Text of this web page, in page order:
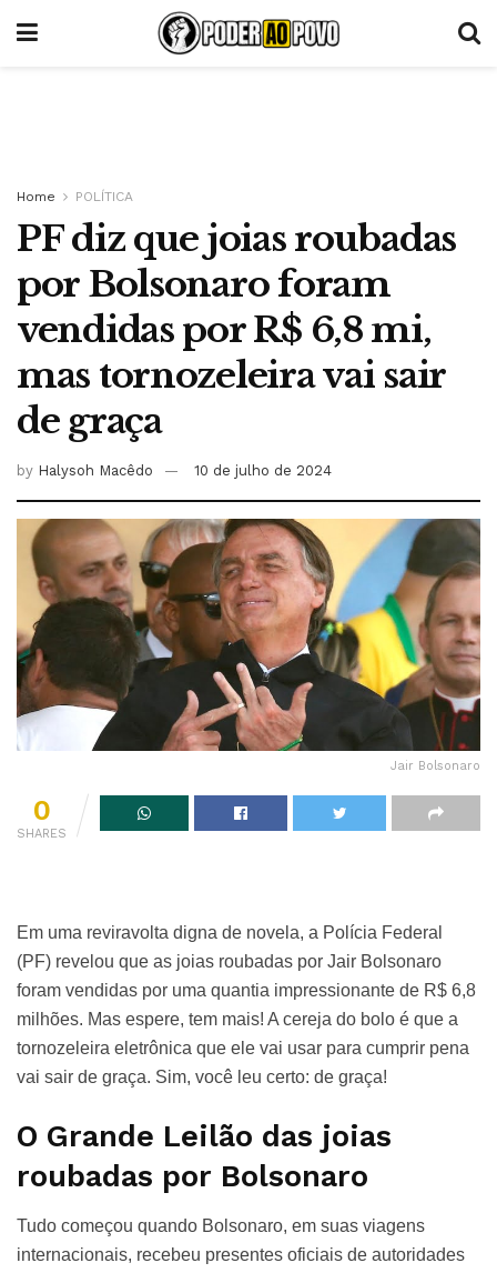
Home POLÍTICA
PF diz que joias roubadas
por Bolsonaro foram
vendidas por R$ 6,8 mi,
mas tornozeleira vai sair
de graça
by Halysoh Macêdo 10 de julho de 2024
Jair Bolsonaro
0
SHARES
Em uma reviravolta digna de novela, a Polícia Federal
(PF) revelou que as joias roubadas por Jair Bolsonaro
foram vendidas por uma quantia impressionante de R$ 6,8
milhões. Mas espere, tem mais! A cereja do bolo é que a
tornozeleira eletrônica que ele vai usar para cumprir pena
vai sair de graça. Sim, você leu certo: de graça!
O Grande Leilão das joias
roubadas por Bolsonaro
Tudo começou quando Bolsonaro, em suas viagens
internacionais, recebeu presentes oficiais de autoridades